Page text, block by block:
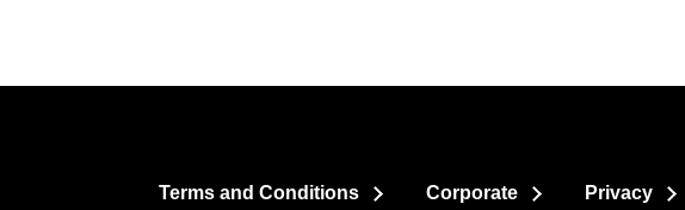
Terms and Conditions Corporate Privacy